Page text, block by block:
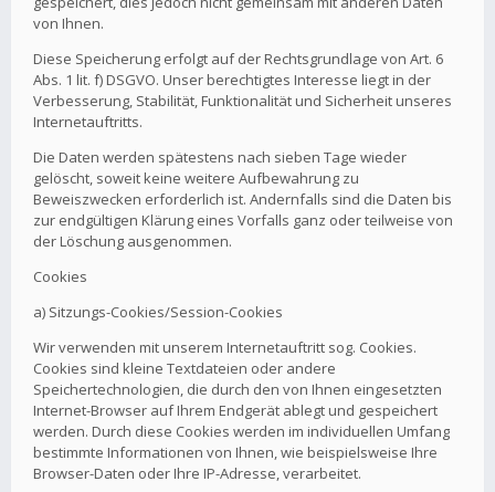
von Ihnen.
Diese Speicherung erfolgt auf der Rechtsgrundlage von Art. 6
Abs. 1 lit. f) DSGVO. Unser berechtigtes Interesse liegt in der
Verbesserung, Stabilität, Funktionalität und Sicherheit unseres
Internetauftritts.
Die Daten werden spätestens nach sieben Tage wieder
gelöscht, soweit keine weitere Aufbewahrung zu
Beweiszwecken erforderlich ist. Andernfalls sind die Daten bis
zur endgültigen Klärung eines Vorfalls ganz oder teilweise von
der Löschung ausgenommen.
Cookies
a) Sitzungs-Cookies/Session-Cookies
Wir verwenden mit unserem Internetauftritt sog. Cookies.
Cookies sind kleine Textdateien oder andere
Speichertechnologien, die durch den von Ihnen eingesetzten
Internet-Browser auf Ihrem Endgerät ablegt und gespeichert
werden. Durch diese Cookies werden im individuellen Umfang
bestimmte Informationen von Ihnen, wie beispielsweise Ihre
Browser-Daten oder Ihre IP-Adresse, verarbeitet.